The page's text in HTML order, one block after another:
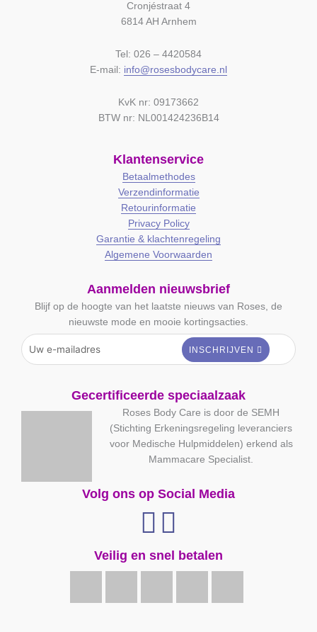
Cronjéstraat 4
6814 AH Arnhem
Tel: 026 – 4420584
E-mail: info@rosesbodycare.nl
KvK nr: 09173662
BTW nr: NL001424236B14
Klantenservice
Betaalmethodes
Verzendinformatie
Retourinformatie
Privacy Policy
Garantie & klachtenregeling
Algemene Voorwaarden
Aanmelden nieuwsbrief
Blijf op de hoogte van het laatste nieuws van Roses, de
nieuwste mode en mooie kortingsacties.
Gecertificeerde speciaalzaak
Roses Body Care is door de SEMH
(Stichting Erkeningsregeling leveranciers
voor Medische Hulpmiddelen) erkend als
Mammacare Specialist.
Volg ons op Social Media
Veilig en snel betalen